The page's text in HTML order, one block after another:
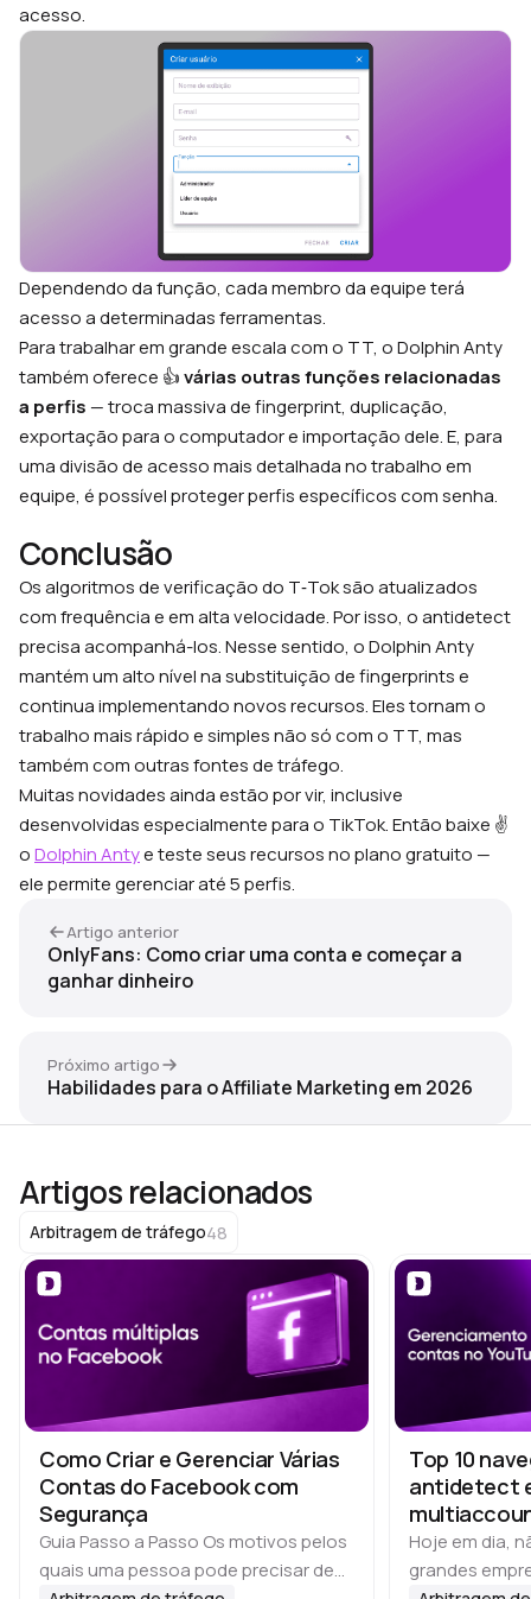
acesso.
Dependendo da função, cada membro da equipe terá
acesso a determinadas ferramentas.
Para trabalhar em grande escala com o TT, o Dolphin Anty
também oferece 👍várias outras funções relacionadas
a perfis — troca massiva de fingerprint, duplicação,
exportação para o computador e importação dele. E, para
uma divisão de acesso mais detalhada no trabalho em
equipe, é possível proteger perfis específicos com senha.
Conclusão
Os algoritmos de verificação do T‑Tok são atualizados
com frequência e em alta velocidade. Por isso, o antidetect
precisa acompanhá-los. Nesse sentido, o Dolphin Anty
mantém um alto nível na substituição de fingerprints e
continua implementando novos recursos. Eles tornam o
trabalho mais rápido e simples não só com o TT, mas
também com outras fontes de tráfego.
Muitas novidades ainda estão por vir, inclusive
desenvolvidas especialmente para o TikTok. Então baixe ✌️
oDolphin Antye teste seus recursos no plano gratuito —
ele permite gerenciar até 5 perfis.
Artigo anterior
OnlyFans: Como criar uma conta e começar a
ganhar dinheiro
Próximo artigo
Habilidades para o Affiliate Marketing em 2026
Artigos relacionados
Arbitragem de tráfego48
Como Criar e Gerenciar Várias
Contas do Facebook com
Segurança
Guia Passo a Passo Os motivos pelos
quais uma pessoa pode precisar de
Top 10
antidetect
YouTube
Hoje em dia,
grandes